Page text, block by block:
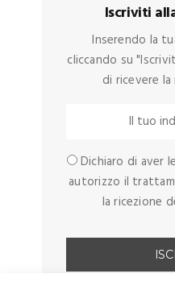
Iscriviti
Inserendo la
cliccando su
di ricevere
Dichiaro di aver
autorizzo il
la ricezione